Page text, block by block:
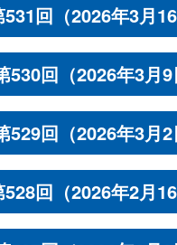
回（2026年3月16
530回（2026年3月9
529回（2026年3月2
回（2026年2月16